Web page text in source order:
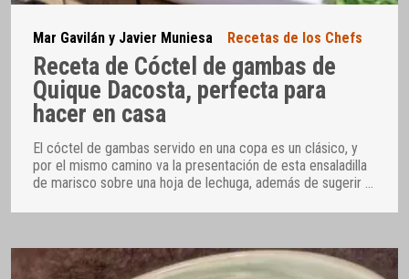
Mar Gavilán y Javier Muniesa Recetas de los Chefs
Receta de Cóctel de gambas de
Quique Dacosta, perfecta para
hacer en casa
El cóctel de gambas servido en una copa es un clásico, y
por el mismo camino va la presentación de esta ensaladilla
de marisco sobre una hoja de lechuga, además de sugerir